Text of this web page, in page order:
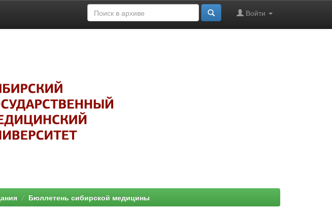
Войти
Бюллетень сибирской медицины